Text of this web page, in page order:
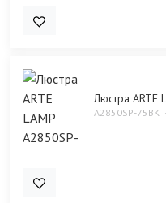
Люстра ARTE
A2850SP-75BK